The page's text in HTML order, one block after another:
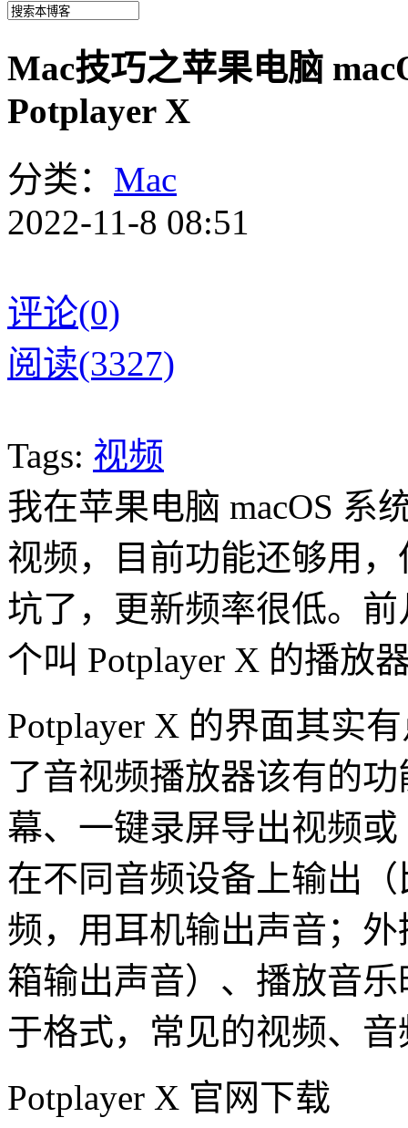
Mac技巧之苹果电脑
Potplayer X
分类： Mac
2022-11-8 08:51
评论(0)
阅读(3327)
Tags: 视频
我在苹果电脑 macOS 系
视频，目前功能还够用
坑了，更新频率很低。
个叫 Potplayer X 的播放
Potplayer X 的界面其实
了音视频播放器该有的
幕、一键录屏导出视频
在不同音频设备上输出
频，用耳机输出声音；
箱输出声音）、播放音
于格式，常见的视频、
Potplayer X 官网下载